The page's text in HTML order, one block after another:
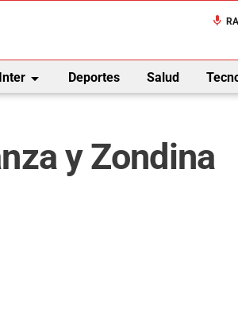
mic
arrow_drop_down Deportes Salud
y Zondina